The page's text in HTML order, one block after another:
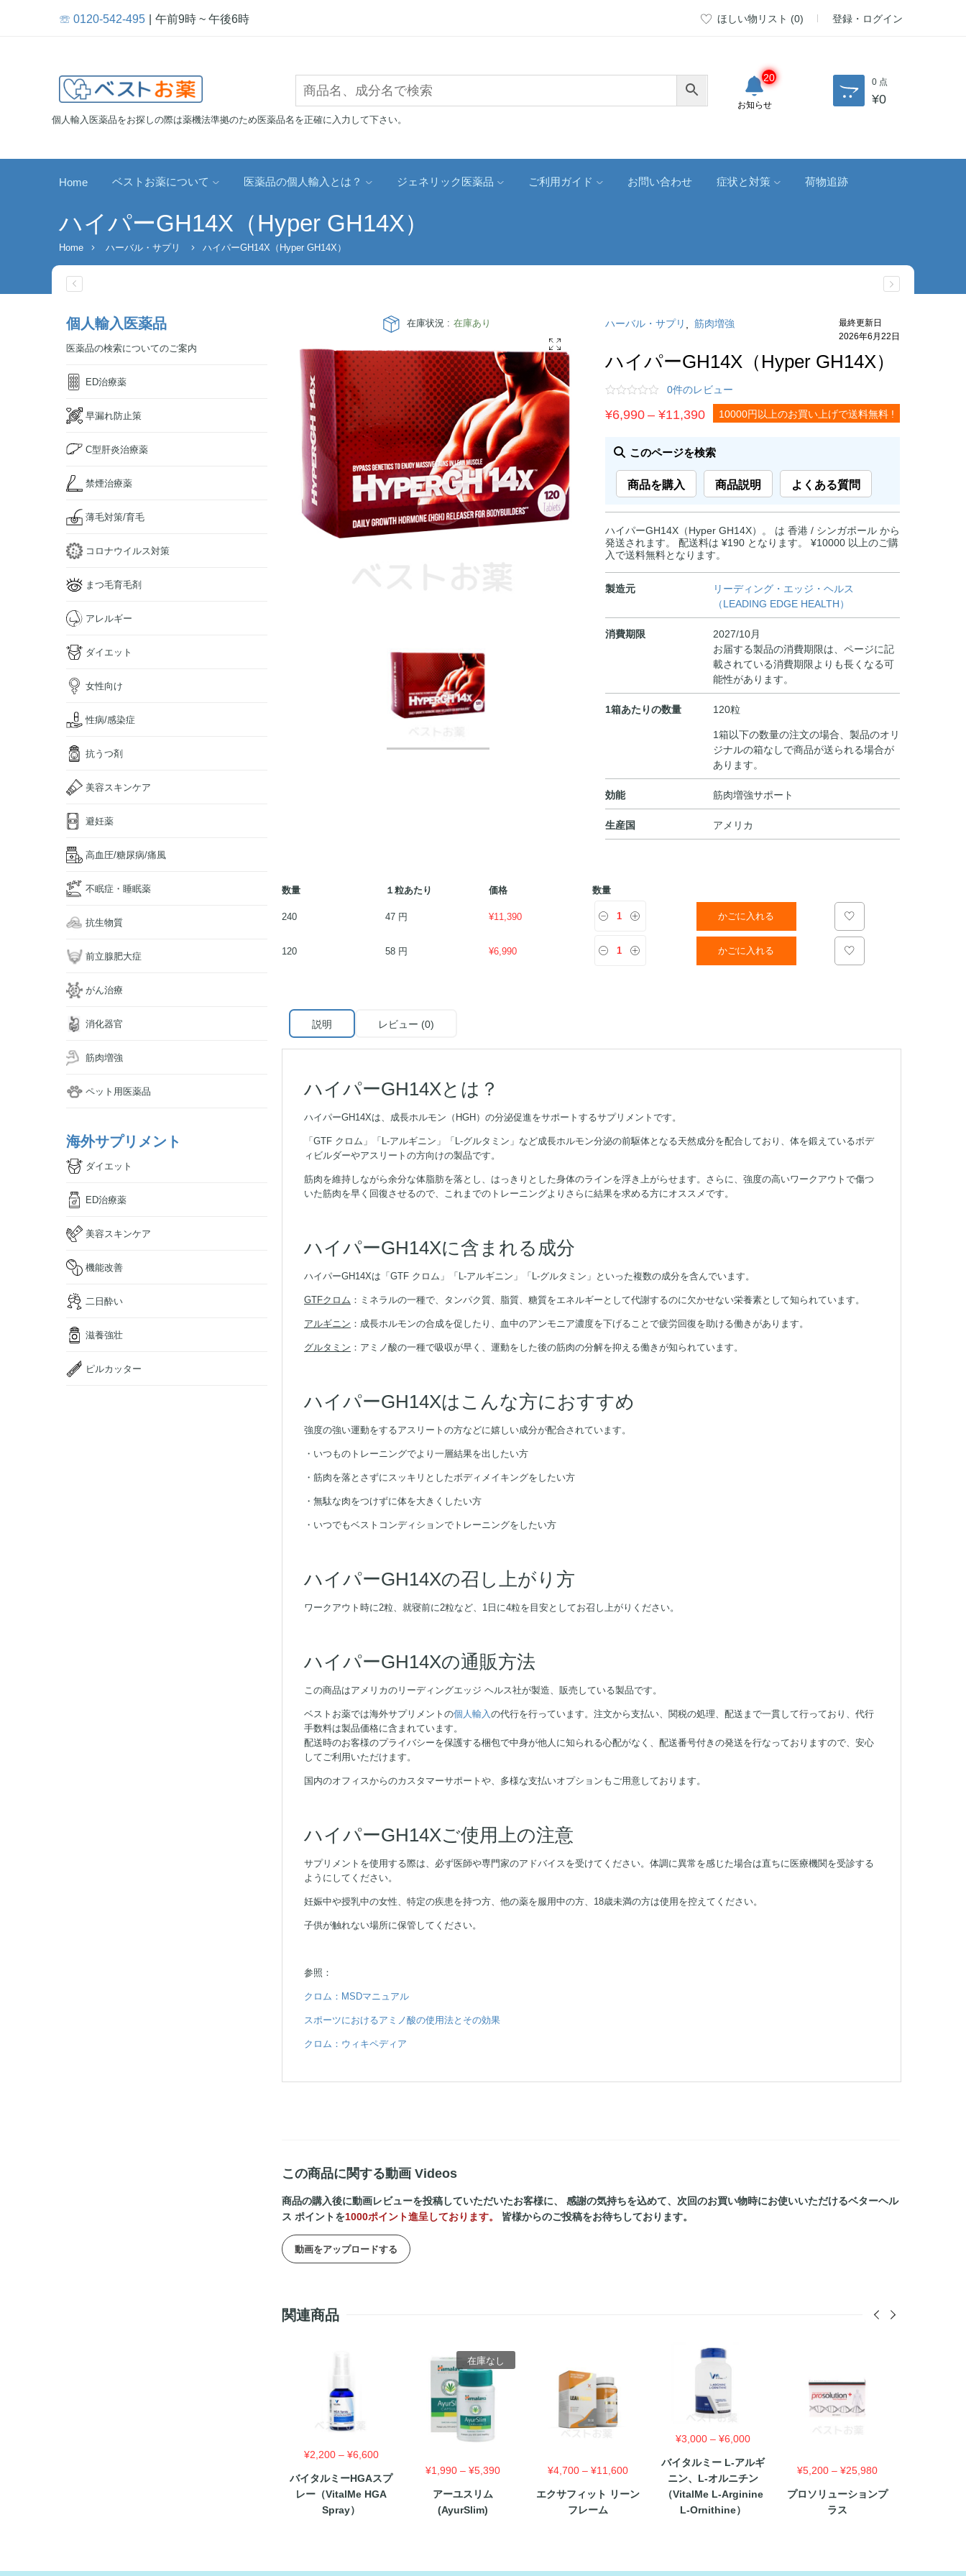
☏ 0120-542-495 午前9時 ~ 午後6時 ほしい物リスト (0) 登録・ログイン
お知らせ
20 0 点
¥0
個人輸入医薬品をお探しの際は薬機法準拠のため医薬品名を正確に入力して下さい。
Home ベストお薬について 医薬品の個人輸入とは？ ジェネリック医薬品 ご利用ガイド お問い合わせ 症状と対策 荷物追跡
ハイパーGH14X（Hyper GH14X）
Home ハーバル・サプリ ハイパーGH14X（Hyper GH14X）
在庫状況 : 在庫あり ハーバル・サプリ 筋肉増強
最終更新日
2026年6月22日
ハイパーGH14X（Hyper GH14X）
0件のレビュー
¥6,990–¥11,390価
帯:
¥6,990
¥11,390
10000円以上のお買い上げで送料無料 !
このページを検索
商品を購入 商品説明 よくある質問
ハイパーGH14X（Hyper GH14X）。 は 香港 / シンガポール から
発送されます。 配送料は ¥190 となります。 ¥10000 以上のご購
入で送料無料となります。
製造元
リーディング・エッジ・ヘルス
（LEADING EDGE HEALTH）
消費期限
2027/10月
お届する製品の消費期限は、ページに記
載されている消費期限よりも長くなる可
能性があります。
1箱あたりの数量
120粒
1箱以下の数量の注文の場合、製品のオリ
ジナルの箱なしで商品が送られる場合が
あります。
効能 筋肉増強サポート
生産国 アメリカ
数量 １粒あたり 価格
数量
240
47 円 ¥11,390 かごに入れる
120 58 円 ¥6,990 かごに入れる
説明 レビュー (0)
ハイパーGH14Xとは？
ハイパーGH14Xは、成長ホルモン（HGH）の分泌促進をサポートするサプリメントです。
「GTF クロム」「L-アルギニン」「L-グルタミン」など成長ホルモン分泌の前駆体となる天然成分を配合しており、体を鍛えているボデ
ィビルダーやアスリートの方向けの製品です。
筋肉を維持しながら余分な体脂肪を落とし、はっきりとした身体のラインを浮き上がらせます。さらに、強度の高いワークアウトで傷つ
いた筋肉を早く回復させるので、これまでのトレーニングよりさらに結果を求める方にオススメです。
ハイパーGH14Xに含まれる成分
ハイパーGH14Xは「GTF クロム」「L-アルギニン」「L-グルタミン」といった複数の成分を含んでいます。
GTFクロム ：ミネラルの一種で、タンパク質、脂質、糖質をエネルギーとして代謝するのに欠かせない栄養素として知られています。
アルギニン ：成長ホルモンの合成を促したり、血中のアンモニア濃度を下げることで疲労回復を助ける働きがあります。
グルタミン ：アミノ酸の一種で吸収が早く、運動をした後の筋肉の分解を抑える働きが知られています。
ハイパーGH14Xはこんな方におすすめ
強度の強い運動をするアスリートの方などに嬉しい成分が配合されています。
・いつものトレーニングでより一層結果を出したい方
・筋肉を落とさずにスッキリとしたボディメイキングをしたい方
・無駄な肉をつけずに体を大きくしたい方
・いつでもベストコンディションでトレーニングをしたい方
ハイパーGH14Xの召し上がり方
ワークアウト時に2粒、就寝前に2粒など、1日に4粒を目安としてお召し上がりください。
ハイパーGH14Xの通販方法
この商品はアメリカのリーディングエッジ ヘルス社が製造、販売している製品です。
ベストお薬では海外サプリメントの個人輸入の代行を行っています。注文から支払い、関税の処理、配送まで一貫して行っており、代行
手数料は製品価格に含まれています。
配送時のお客様のプライバシーを保護する梱包で中身が他人に知られる心配がなく、配送番号付きの発送を行なっておりますので、安心
してご利用いただけます。
国内のオフィスからのカスタマーサポートや、多様な支払いオプションもご用意しております。
ハイパーGH14Xご使用上の注意
サプリメントを使用する際は、必ず医師や専門家のアドバイスを受けてください。 体調に異常を感じた場合は直ちに医療機関を受診する
ようにしてください。
妊娠中や授乳中の女性、特定の疾患を持つ方、他の薬を服用中の方、18歳未満の方は使用を控えてください。
子供が触れない場所に保管してください。
参照：
クロム：MSDマニュアル
スポーツにおけるアミノ酸の使用法とその効果
クロム：ウィキペディア
この商品に関する動画 Videos
商品の購入後に動画レビューを投稿していただいたお客様に、 感謝の気持ちを込めて、次回のお買い物時にお使いいただけるベターヘル
ス ポイントを1000ポイント進呈しております。 皆様からのご投稿をお待ちしております。
動画をアップロードする
関連商品
¥2,200 –¥6,600価
帯:
¥2,200
バイタルミーHGAスプ
レー（VitalMe HGA
Spray）
¥1,990 –¥5,390価
アーユスリム
(AyurSlim)
在庫なし
¥4,700–¥11,600価
帯:
エクサフィット リーン
フレーム
¥3,000 –¥6,000価
帯:
¥3,000
–
バイタルミー L-アルギ
ニン、L-オルニチン
（VitalMe L-Arginine
L-Ornithine）
¥5,200–¥25,980価
格
帯:
プロソリューションプ
ラス
個人輸入医薬品
医薬品の検索についてのご案内
ED治療薬
早漏れ防止策
C型肝炎治療薬
禁煙治療薬
薄毛対策/育毛
コロナウイルス対策
まつ毛育毛剤
アレルギー
ダイエット
女性向け
性病/感染症
抗うつ剤
美容スキンケア
避妊薬
高血圧/糖尿病/痛風
不眠症・睡眠薬
抗生物質
前立腺肥大症
がん治療
消化器官
筋肉増強
ペット用医薬品
海外サプリメント
ダイエット
ED治療薬
美容スキンケア
機能改善
二日酔い
滋養強壮
ピルカッター